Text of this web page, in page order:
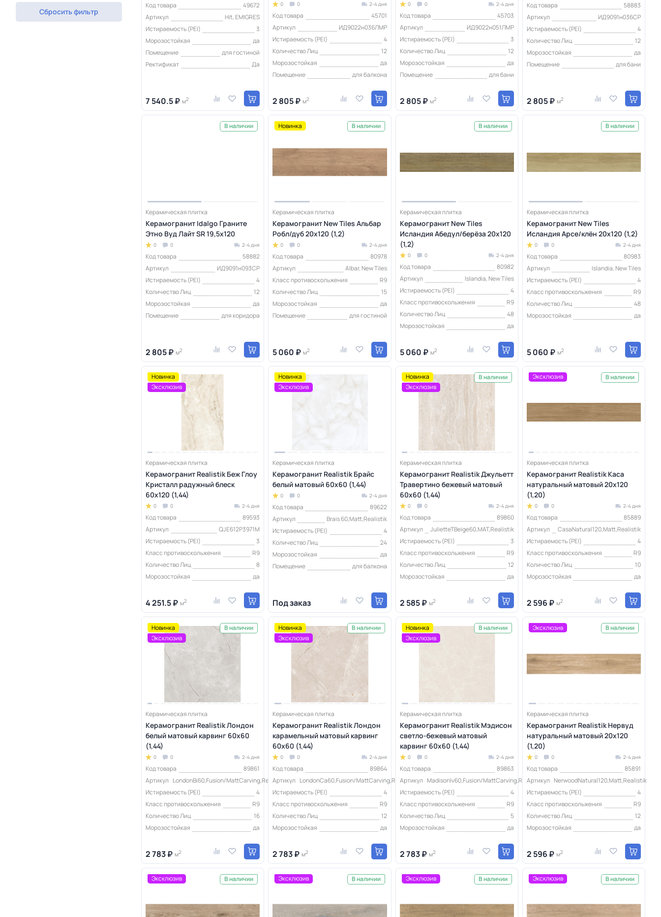
Сбросить фильтр
Код товара
49672
Артикул
Hit, EMIGRES
Истираемость (PEI)
3
Морозостойкая
да
Помещение
для гостиной
Ректификат
Да
7 540.5 ₽ м2
0 0 2-4 дня
Код товара
45701
Артикул
ИД9022н036ЛМР
Истираемость (PEI)
4
Количество Лиц
12
Морозостойкая
да
Помещение
для балкона
2 805 ₽ м2
0 0 2-4 дня
Код товара
45703
Артикул
ИД9022н051ЛМР
Истираемость (PEI)
3
Количество Лиц
12
Морозостойкая
да
Помещение
для бани
2 805 ₽ м2
Код товара
58883
Артикул
ИД9091н036СР
Истираемость (PEI)
4
Количество Лиц
12
Морозостойкая
да
Помещение
для бани
2 805 ₽ м2
В наличии
Керамическая плитка
Керамогранит Idalgo Граните
Этно Вуд Лайт SR 19,5x120
0 0 2-4 дня
Код товара
58882
Артикул
ИД9091н093СР
Истираемость (PEI)
4
Количество Лиц
12
Морозостойкая
да
Помещение
для коридора
2 805 ₽ м2
Новинка В наличии
Керамическая плитка
Керамогранит New Tiles Альбар
Робл/дуб 20x120 (1,2)
0 0 2-4 дня
Код товара
80978
Артикул
Albar, New Tiles
Класс противоскольжения
R9
Количество Лиц
15
Морозостойкая
да
Помещение
для гостиной
5 060 ₽ м2
В наличии
Керамическая плитка
Керамогранит New Tiles
Исландия Абедул/берёза 20x120
(1,2)
0 0 2-4 дня
Код товара
80982
Артикул
Islandia, New Tiles
Истираемость (PEI)
4
Класс противоскольжения
R9
Количество Лиц
48
Морозостойкая
да
5 060 ₽ м2
В наличии
Керамическая плитка
Керамогранит New Tiles
Исландия Арсе/клён 20x120 (1,2)
0 0 2-4 дня
Код товара
80983
Артикул
Islandia, New Tiles
Истираемость (PEI)
4
Класс противоскольжения
R9
Количество Лиц
48
Морозостойкая
да
5 060 ₽ м2
Новинка
Эксклюзив
Керамическая плитка
Керамогранит Realistik Беж Глоу
Кристалл радужный блеск
60x120 (1,44)
0 0 2-4 дня
Код товара
89593
Артикул
QJE612P3971M
Истираемость (PEI)
3
Класс противоскольжения
R9
Количество Лиц
8
Морозостойкая
да
4 251.5 ₽ м2
Новинка
Эксклюзив
Керамическая плитка
Керамогранит Realistik Брайс
белый матовый 60x60 (1,44)
0 0 2-4 дня
Код товара
89622
Артикул
Brais 60,Matt,Realistik
Истираемость (PEI)
4
Количество Лиц
24
Морозостойкая
да
Помещение
для балкона
Под заказ
Новинка
Эксклюзив
В наличии
Керамическая плитка
Керамогранит Realistik Джульетт
Травертино бежевый матовый
60x60 (1,44)
0 0 2-4 дня
Код товара
89860
Артикул
JulietteTBeige60,MAT,Realistik
Истираемость (PEI)
3
Класс противоскольжения
R9
Количество Лиц
12
Морозостойкая
да
2 585 ₽ м2
Эксклюзив В наличии
Керамическая плитка
Керамогранит Realistik Каса
натуральный матовый 20x120
(1,20)
0 0 2-4 дня
Код товара
85889
Артикул
CasaNatural120,Matt,Realistik
Истираемость (PEI)
4
Класс противоскольжения
R9
Количество Лиц
10
Морозостойкая
да
2 596 ₽ м2
Новинка
Эксклюзив
В наличии
Керамическая плитка
Керамогранит Realistik Лондон
белый матовый карвинг 60x60
(1,44)
0 0 2-4 дня
Код товара
89861
Артикул LondonBi60,Fusion/MattCarving,Realistik
Истираемость (PEI)
4
Класс противоскольжения
R9
Количество Лиц
16
Морозостойкая
да
2 783 ₽ м2
Новинка
Эксклюзив
В наличии
Керамическая плитка
Керамогранит Realistik Лондон
карамельный матовый карвинг
60x60 (1,44)
0 0 2-4 дня
Код товара
89864
Артикул LondonCa60,Fusion/MattCarving,Realistik
Истираемость (PEI)
4
Класс противоскольжения
R9
Количество Лиц
12
Морозостойкая
да
2 783 ₽ м2
Новинка
Эксклюзив
В наличии
Керамическая плитка
Керамогранит Realistik Мэдисон
светло-бежевый матовый
карвинг 60x60 (1,44)
0 0 2-4 дня
Код товара
89863
Артикул MadisonIv60,Fusion/MattCarving,Realistik
Истираемость (PEI)
4
Класс противоскольжения
R9
Количество Лиц
5
Морозостойкая
да
2 783 ₽ м2
Эксклюзив В наличии
Керамическая плитка
Керамогранит Realistik Нервуд
натуральный матовый 20x120
(1,20)
0 0 2-4 дня
Код товара
85891
Артикул NerwoodNatural120,Matt,Realistik
Истираемость (PEI)
4
Класс противоскольжения
R9
Количество Лиц
12
Морозостойкая
да
2 596 ₽ м2
Эксклюзив В наличии Эксклюзив В наличии Эксклюзив В наличии Эксклюзив В наличии